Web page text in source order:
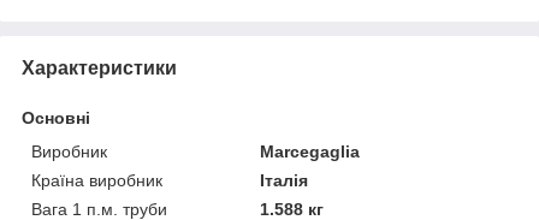
Характеристики
Основні
Виробник
Marcegaglia
Країна виробник
Італія
Вага 1 п.м. труби
1.588 кг